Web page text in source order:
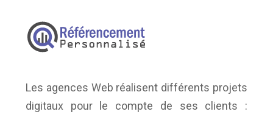
Les agences Web réalisent différents projets
digitaux pour le compte de ses clients :